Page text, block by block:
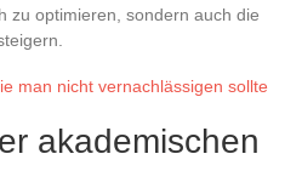
zu optimieren, sondern auch die
man nicht vernachlässigen sollte
akademischen